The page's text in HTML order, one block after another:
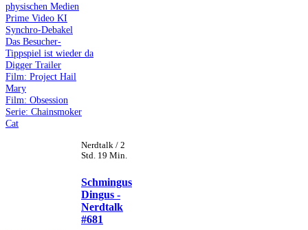
physischen Medien
Prime Video KI
Synchro-Debakel
Das Besucher-
Tippspiel ist wieder da
Digger Trailer
Film: Project Hail
Mary
Film: Obsession
Serie: Chainsmoker
Cat
Nerdtalk / 2
Std. 19 Min.
Schmingus
Dingus -
Nerdtalk
#681